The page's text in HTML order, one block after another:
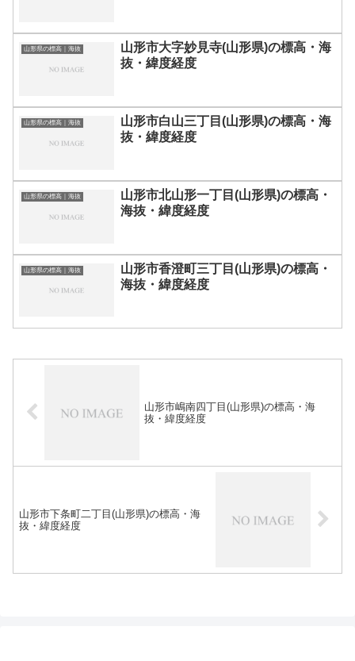
山形県の標高｜海抜
山形市大字妙見寺(山形県)の標高・海
抜・緯度経度
山形県の標高｜海抜
山形市白山三丁目(山形県)の標高・海
抜・緯度経度
山形県の標高｜海抜
山形市北山形一丁目(山形県)の標高・
海抜・緯度経度
山形県の標高｜海抜
山形市香澄町三丁目(山形県)の標高・
海抜・緯度経度
山形市嶋南四丁目(山形県)の標高・海
抜・緯度経度
山形市下条町二丁目(山形県)の標高・海
抜・緯度経度